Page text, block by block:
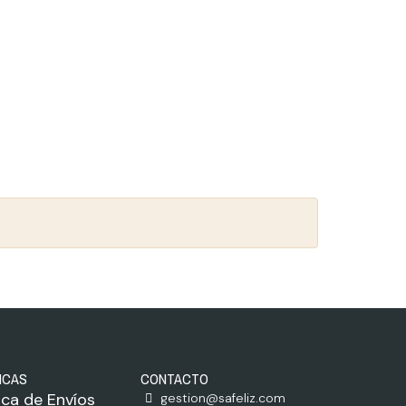
de Envíos
CONTACTO
gestion@safeliz.com